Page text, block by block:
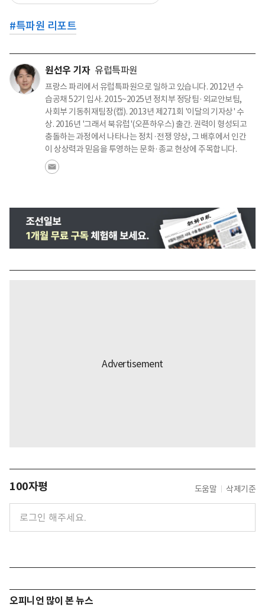
#특파원 리포트
원선우 기자 유럽특파원
프랑스 파리에서 유럽특파원으로 일하고 있습니다. 2012년 수
습공채 52기 입사. 2015~2025년 정치부 정당팀·외교안보팀,
사회부 기동취재팀장(캡). 2013년 제271회 '이달의 기자상' 수
상. 2016년 '그래서 북유럽'(오픈하우스) 출간. 권력이 형성되고
충돌하는 과정에서 나타나는 정치·전쟁 양상, 그 배후에서 인간
이 상상력과 믿음을 투영하는 문화·종교 현상에 주목합니다.
100자평 도움말 삭제기준
오피니언 많이 본 뉴스